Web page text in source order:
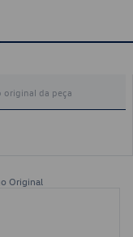
Original